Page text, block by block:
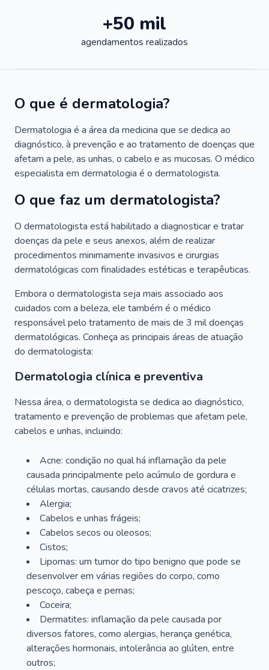
+50 mil
agendamentos realizados
O que é dermatologia?
Dermatologia é a área da medicina que se dedica ao
diagnóstico, à prevenção e ao tratamento de doenças que
afetam a pele, as unhas, o cabelo e as mucosas. O médico
especialista em dermatologia é o dermatologista.
O que faz um dermatologista?
O dermatologista está habilitado a diagnosticar e tratar
doenças da pele e seus anexos, além de realizar
procedimentos minimamente invasivos e cirurgias
dermatológicas com finalidades estéticas e terapêuticas.
Embora o dermatologista seja mais associado aos
cuidados com a beleza, ele também é o médico
responsável pelo tratamento de mais de 3 mil doenças
dermatológicas. Conheça as principais áreas de atuação
do dermatologista:
Dermatologia clínica e preventiva
Nessa área, o dermatologista se dedica ao diagnóstico,
tratamento e prevenção de problemas que afetam pele,
cabelos e unhas, incluindo:
Acne: condição no qual há inflamação da pele
causada principalmente pelo acúmulo de gordura e
células mortas, causando desde cravos até cicatrizes;
Alergia;
Cabelos e unhas frágeis;
Cabelos secos ou oleosos;
Cistos;
Lipomas: um tumor do tipo benigno que pode se
desenvolver em várias regiões do corpo, como
pescoço, cabeça e pernas;
Coceira;
Dermatites: inflamação da pele causada por
diversos fatores, como alergias, herança genética,
alterações hormonais, intolerância ao glúten, entre
outros;